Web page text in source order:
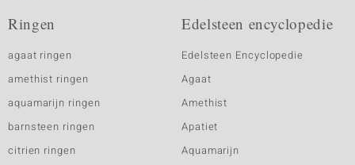
Ringen
agaat ringen
amethist ringen
aquamarijn ringen
barnsteen ringen
citrien ringen
Edelsteen encyclopedie
Edelsteen Encyclopedie
Agaat
Amethist
Apatiet
Aquamarijn